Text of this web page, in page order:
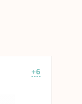
stk.
+6